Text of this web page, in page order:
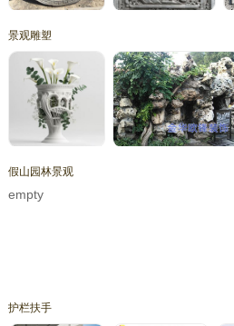
景观雕塑
假山园林景观
empty
护栏扶手